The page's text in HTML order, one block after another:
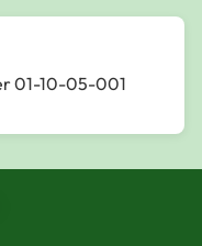
01-10-05-001